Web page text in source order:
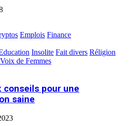
Emplois Finance
Insolite Fait divers Réligion
Voix de Femmes
conseils pour une
saine